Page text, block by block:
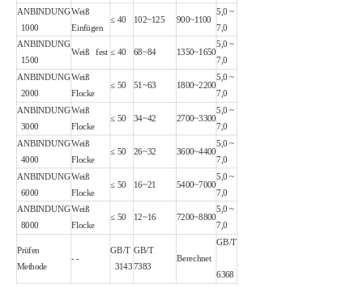
ANBINDUNG
1000
Weiß
Einfügen
≤ 40 102~125 900~1100
5,0 ~
7,0
ANBINDUNG
1500
Weiß fest ≤ 40 68~84 1350~1650
5,0 ~
7,0
ANBINDUNG
2000
Weiß
Flocke
≤ 50 51~63 1800~2200
5,0 ~
7,0
ANBINDUNG
3000
Weiß
Flocke
≤ 50 34~42 2700~3300
5,0 ~
7,0
ANBINDUNG
4000
Weiß
Flocke
≤ 50 26~32 3600~4400
5,0 ~
7,0
ANBINDUNG
6000
Weiß
Flocke
≤ 50 16~21 5400~7000
5,0 ~
7,0
ANBINDUNG
8000
Weiß
Flocke
≤ 50 12~16 7200~8800
5,0 ~
7,0
Prüfen
Methode
- -
GB/T
3143
GB/T
7383
Berechnet
GB/T
6368